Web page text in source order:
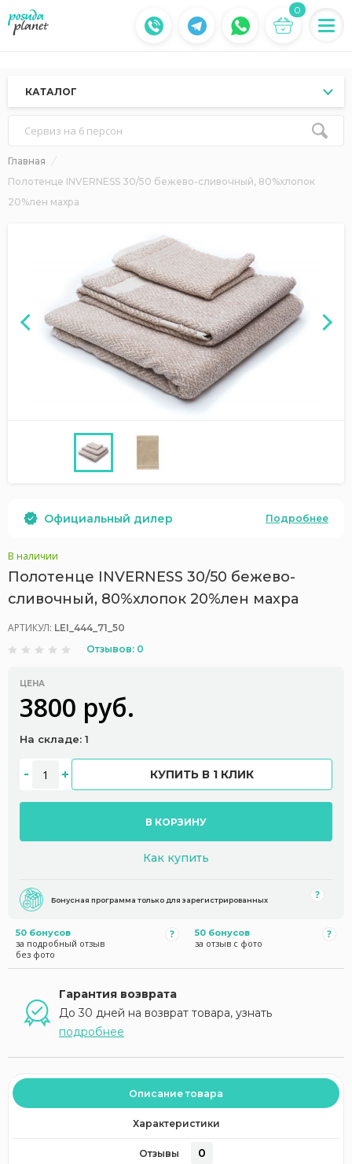
0
КАТАЛОГ
Сервиз на 6 персон
Главная
Полотенце INVERNESS 30/50 бежево-сливочный, 80%хлопок
20%лен махра
Официальный дилер Подробнее
В наличии
Полотенце INVERNESS 30/50 бежево-
сливочный, 80%хлопок 20%лен махра
АРТИКУЛ: LEI_444_71_50
Отзывов: 0
ЦЕНА
3800 руб.
На складе: 1
КУПИТЬ В 1 КЛИК
В КОРЗИНУ
Как купить
Бонусная программа только для зарегистрированных
50 бонусов
за подробный отзыв
без фото
50 бонусов
за отзыв с фото
Гарантия возврата
До 30 дней на возврат товара, узнать
подробнее
Описание товара
Характеристики
Отзывы 0